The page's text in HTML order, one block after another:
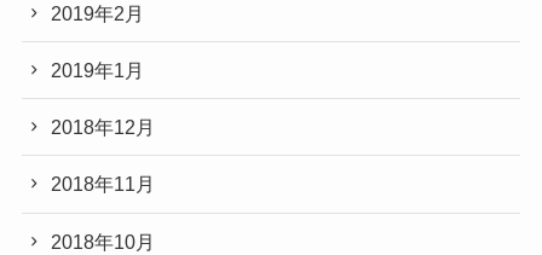
2019年2月
2019年1月
2018年12月
2018年11月
2018年10月